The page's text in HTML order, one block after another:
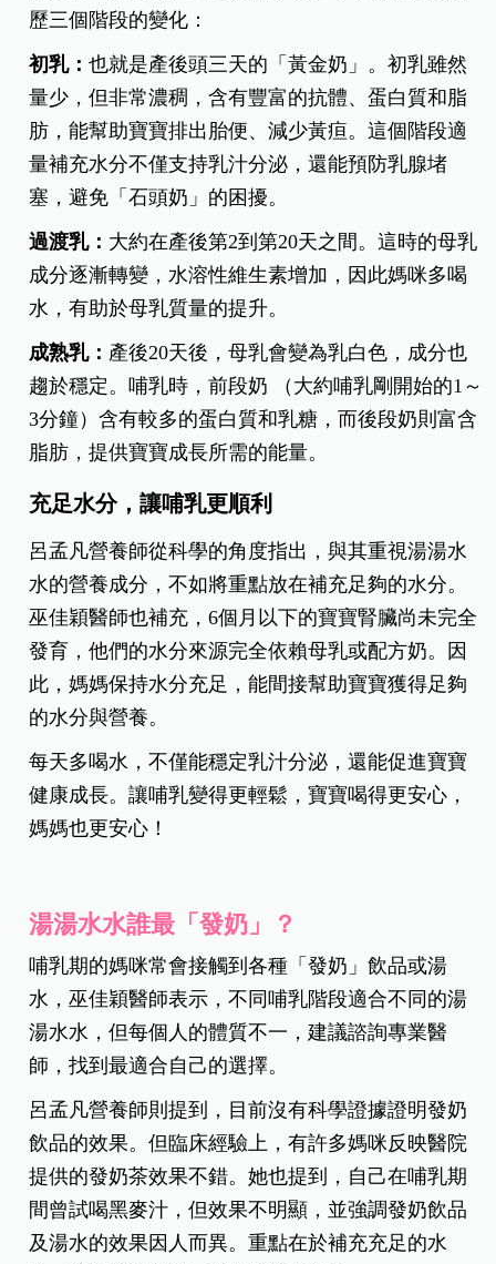
歷三個階段的變化：
初乳：也就是產後頭三天的「黃金奶」。初乳雖然
量少，但非常濃稠，含有豐富的抗體、蛋白質和脂
肪，能幫助寶寶排出胎便、減少黃疸。這個階段適
量補充水分不僅支持乳汁分泌，還能預防乳腺堵
塞，避免「石頭奶」的困擾。
過渡乳： 大約在產後第2到第20天之間。這時的母乳
成分逐漸轉變，水溶性維生素增加，因此媽咪多喝
水，有助於母乳質量的提升。
成熟乳： 產後20天後，母乳會變為乳白色，成分也
趨於穩定。哺乳時，前段奶 （大約哺乳剛開始的1～
3分鐘）含有較多的蛋白質和乳糖，而後段奶則富含
脂肪，提供寶寶成長所需的能量。
充足水分，讓哺乳更順利
呂孟凡營養師從科學的角度指出，與其重視湯湯水
水的營養成分，不如將重點放在補充足夠的水分。
巫佳穎醫師也補充，6個月以下的寶寶腎臟尚未完全
發育，他們的水分來源完全依賴母乳或配方奶。因
此，媽媽保持水分充足，能間接幫助寶寶獲得足夠
的水分與營養。
每天多喝水，不僅能穩定乳汁分泌，還能促進寶寶
健康成長。讓哺乳變得更輕鬆，寶寶喝得更安心，
媽媽也更安心！
湯湯水水誰最「發奶」？
哺乳期的媽咪常會接觸到各種「發奶」飲品或湯
水，巫佳穎醫師表示，不同哺乳階段適合不同的湯
湯水水，但每個人的體質不一，建議諮詢專業醫
師，找到最適合自己的選擇。
呂孟凡營養師則提到，目前沒有科學證據證明發奶
飲品的效果。但臨床經驗上，有許多媽咪反映醫院
提供的發奶茶效果不錯。她也提到，自己在哺乳期
間曾試喝黑麥汁，但效果不明顯，並強調發奶飲品
及湯水的效果因人而異。重點在於補充充足的水